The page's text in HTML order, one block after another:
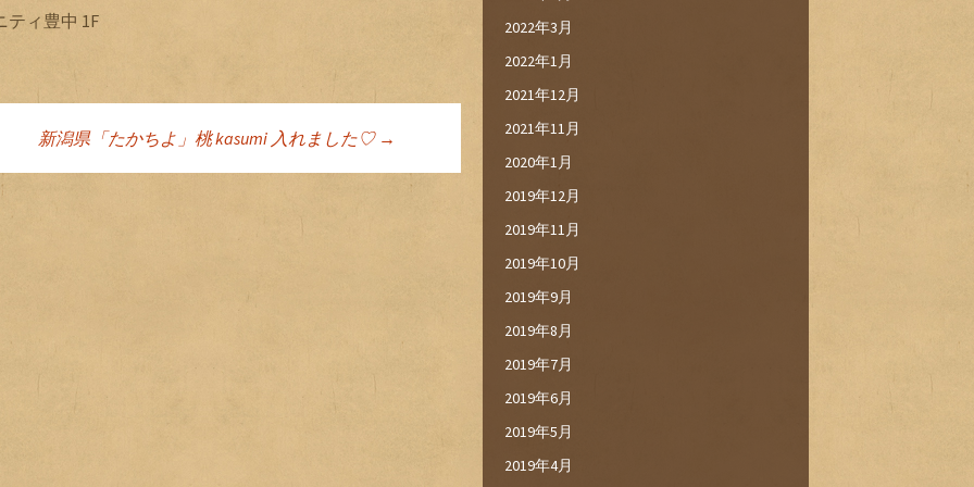
ティ豊中 1F
ン
新潟県「たかちよ」桃 kasumi 入れました♡ →
2022年3月
2022年1月
2021年12月
2021年11月
2020年1月
2019年12月
2019年11月
2019年10月
2019年9月
2019年8月
2019年7月
2019年6月
2019年5月
2019年4月